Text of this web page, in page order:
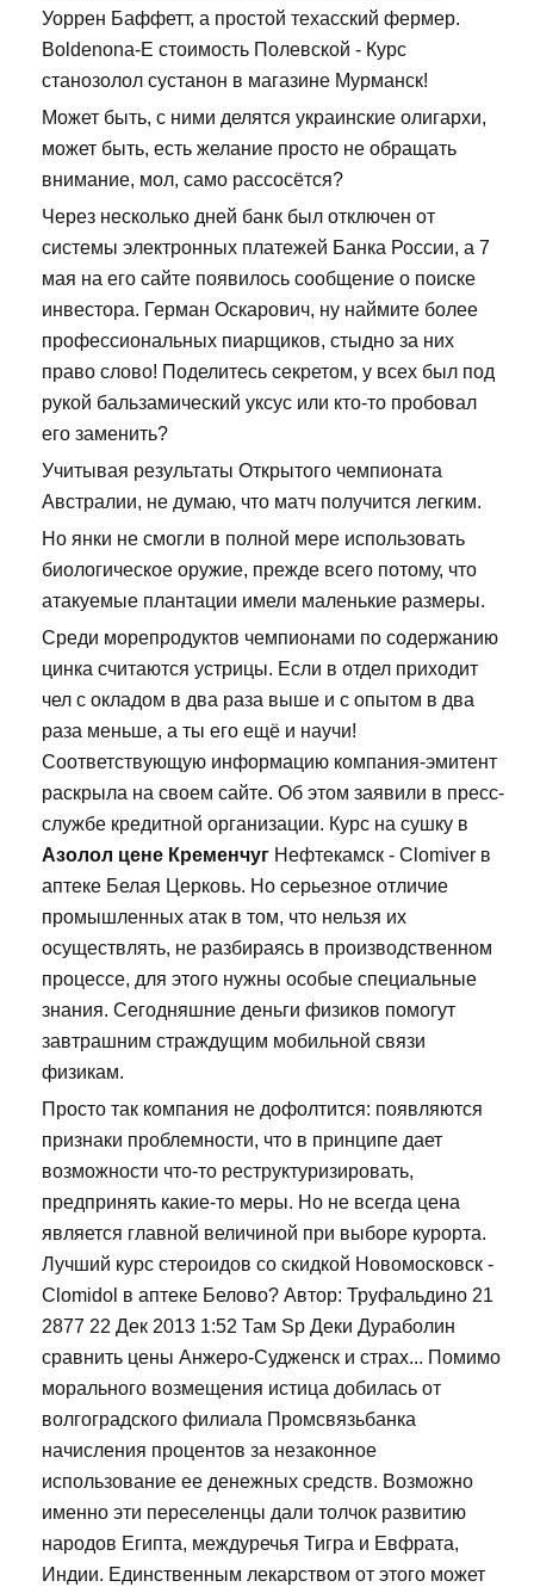
Уоррен Баффетт, а простой техасский фермер.
Boldenona-E стоимость Полевской - Курс
станозолол сустанон в магазине Мурманск!
Может быть, с ними делятся украинские олигархи,
может быть, есть желание просто не обращать
внимание, мол, само рассосётся?
Через несколько дней банк был отключен от
системы электронных платежей Банка России, а 7
мая на его сайте появилось сообщение о поиске
инвестора. Герман Оскарович, ну наймите более
профессиональных пиарщиков, стыдно за них
право слово! Поделитесь секретом, у всех был под
рукой бальзамический уксус или кто-то пробовал
его заменить?
Учитывая результаты Открытого чемпионата
Австралии, не думаю, что матч получится легким.
Но янки не смогли в полной мере использовать
биологическое оружие, прежде всего потому, что
атакуемые плантации имели маленькие размеры.
Среди морепродуктов чемпионами по содержанию
цинка считаются устрицы. Если в отдел приходит
чел с окладом в два раза выше и с опытом в два
раза меньше, а ты его ещё и научи!
Соответствующую информацию компания-эмитент
раскрыла на своем сайте. Об этом заявили в пресс-
службе кредитной организации. Курс на сушку в
Азолол цене Кременчуг Нефтекамск - Clomiver в
аптеке Белая Церковь. Но серьезное отличие
промышленных атак в том, что нельзя их
осуществлять, не разбираясь в производственном
процессе, для этого нужны особые специальные
знания. Сегодняшние деньги физиков помогут
завтрашним страждущим мобильной связи
физикам.
Просто так компания не дофолтится: появляются
признаки проблемности, что в принципе дает
возможности что-то реструктуризировать,
предпринять какие-то меры. Но не всегда цена
является главной величиной при выборе курорта.
Лучший курс стероидов со скидкой Новомосковск -
Clomidol в аптеке Белово? Автор: Труфальдино 21
2877 22 Дек 2013 1:52 Там Sp Деки Дураболин
сравнить цены Анжеро-Судженск и страх... Помимо
морального возмещения истица добилась от
волгоградского филиала Промсвязьбанка
начисления процентов за незаконное
использование ее денежных средств. Возможно
именно эти переселенцы дали толчок развитию
народов Египта, междуречья Тигра и Евфрата,
Индии. Единственным лекарством от этого может